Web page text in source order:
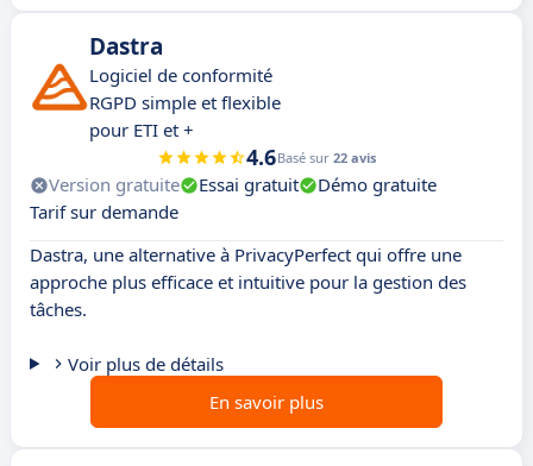
Dastra
Logiciel de conformité
RGPD simple et flexible
pour ETI et +
4.6Basé sur 22 avis
Version gratuite Essai gratuit
Démo gratuite
Tarif sur demande
Dastra, une alternative à PrivacyPerfect qui offre une
approche plus efficace et intuitive pour la gestion des
tâches.
Voir plus de détails
En savoir plus